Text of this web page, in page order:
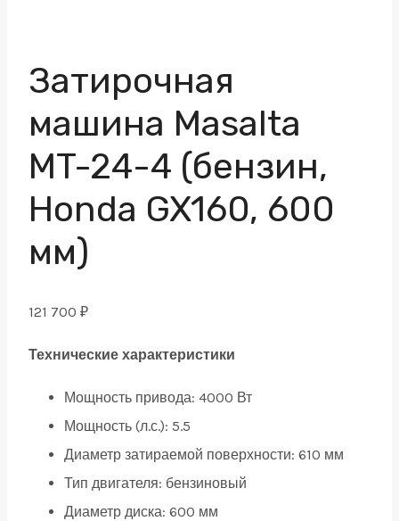
Затирочная
машина Masalta
MT-24-4 (бензин,
Honda GX160, 600
мм)
121 700 ₽
Технические характеристики
Мощность привода: 4000 Вт
Мощность (л.с.): 5.5
Диаметр затираемой поверхности: 610 мм
Тип двигателя: бензиновый
Диаметр диска: 600 мм